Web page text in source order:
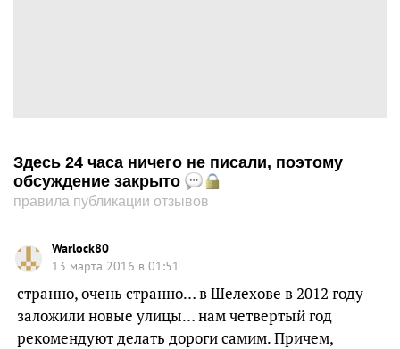
Здесь 24 часа ничего не писали, поэтому
обсуждение закрыто
правила публикации отзывов
Warlock80
13 марта 2016 в 01:51
странно, очень странно… в Шелехове в 2012 году
заложили новые улицы… нам четвертый год
рекомендуют делать дороги самим. Причем,